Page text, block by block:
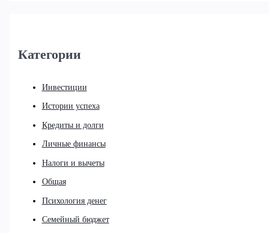
Категории
Инвестиции
Истории успеха
Кредиты и долги
Личные финансы
Налоги и вычеты
Общая
Психология денег
Семейный бюджет